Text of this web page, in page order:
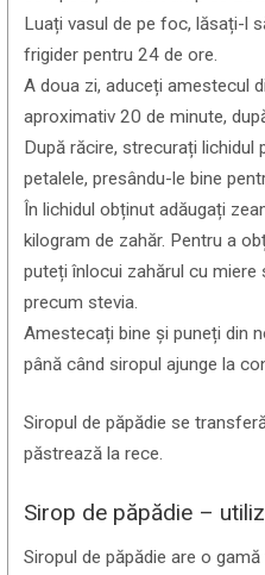
Luați vasul de pe foc, lăsați-l
frigider pentru 24 de ore.
A doua zi, aduceți amestecul
aproximativ 20 de minute,
După răcire, strecurați lichidul
petalele, presându-le bine
În lichidul obținut adăugați
kilogram de zahăr. Pentru a
puteți înlocui zahărul cu miere
precum stevia.
Amestecați bine și puneți din
până când siropul ajunge la
Siropul de păpădie se
păstrează la rece.
Sirop de păpădie –
Siropul de păpădie are o